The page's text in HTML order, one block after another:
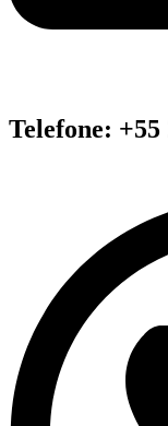
Telefone: +55